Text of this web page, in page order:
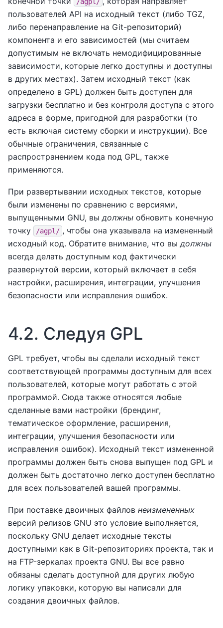
пользователей API на исходный текст (либо TGZ,
либо перенаправление на Git-репозиторий)
компонента и его зависимостей (мы считаем
допустимым не включать немодифицированные
зависимости, которые легко доступны и доступны
в других местах). Затем исходный текст (как
определено в GPL) должен быть доступен для
загрузки бесплатно и без контроля доступа с этого
адреса в форме, пригодной для разработки (то
есть включая систему сборки и инструкции). Все
обычные ограничения, связанные с
распространением кода под GPL, также
применяются.
При развертывании исходных текстов, которые
были изменены по сравнению с версиями,
выпущенными GNU, вы должны обновить конечную
точку
/agpl/ , чтобы она указывала на измененный
исходный код. Обратите внимание, что вы должны
всегда делать доступным код фактически
развернутой версии, который включает в себя
настройки, расширения, интеграции, улучшения
безопасности или исправления ошибок.
4.2. Следуя GPL
GPL требует, чтобы вы сделали исходный текст
соответствующей программы доступным для всех
пользователей, которые могут работать с этой
программой. Сюда также относятся любые
сделанные вами настройки (брендинг,
тематическое оформление, расширения,
интеграции, улучшения безопасности или
исправления ошибок). Исходный текст измененной
программы должен быть снова выпущен под GPL и
должен быть достаточно легко доступен бесплатно
для всех пользователей вашей программы.
При поставке двоичных файлов неизмененных
версий релизов GNU это условие выполняется,
поскольку GNU делает исходные тексты
доступными как в Git-репозиториях проекта, так и
на FTP-зеркалах проекта GNU. Вы все равно
обязаны сделать доступной для других любую
логику упаковки, которую вы написали для
создания двоичных файлов.